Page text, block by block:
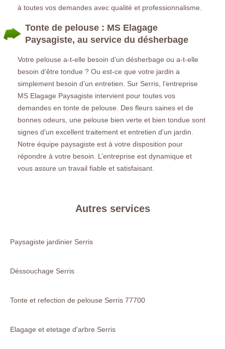
à toutes vos demandes avec qualité et professionnalisme.
Tonte de pelouse : MS Elagage
Paysagiste, au service du désherbage
Votre pelouse a-t-elle besoin d’un désherbage ou a-t-elle
besoin d’être tondue ? Ou est-ce que votre jardin a
simplement besoin d’un entretien. Sur Serris, l’entreprise
MS Elagage Paysagiste intervient pour toutes vos
demandes en tonte de pelouse. Des fleurs saines et de
bonnes odeurs, une pelouse bien verte et bien tondue sont
signes d'un excellent traitement et entretien d'un jardin.
Notre équipe paysagiste est à votre disposition pour
répondre à votre besoin. L’entreprise est dynamique et
vous assure un travail fiable et satisfaisant.
Autres services
Paysagiste jardinier Serris
Déssouchage Serris
Tonte et refection de pelouse Serris 77700
Elagage et etetage d'arbre Serris